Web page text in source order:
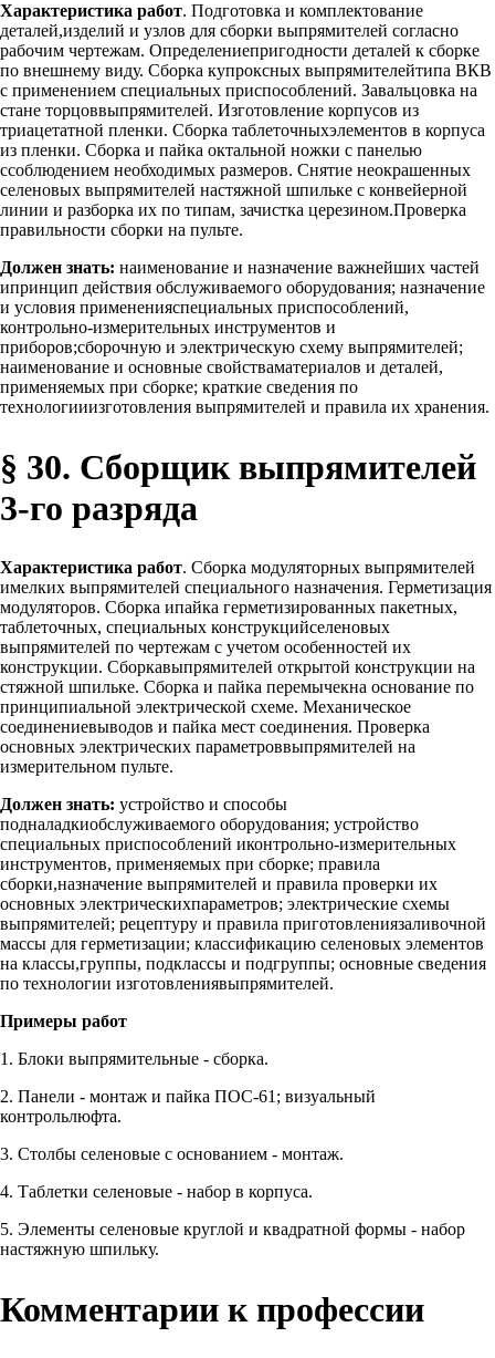
Характеристика работ. Подготовка и комплектование
деталей,изделий и узлов для сборки выпрямителей согласно
рабочим чертежам. Определениепригодности деталей к сборке
по внешнему виду. Сборка купроксных выпрямителейтипа ВКВ
с применением специальных приспособлений. Завальцовка на
стане торцоввыпрямителей. Изготовление корпусов из
триацетатной пленки. Сборка таблеточныхэлементов в корпуса
из пленки. Сборка и пайка октальной ножки с панелью
ссоблюдением необходимых размеров. Снятие неокрашенных
селеновых выпрямителей настяжной шпильке с конвейерной
линии и разборка их по типам, зачистка церезином.Проверка
правильности сборки на пульте.
Должен знать: наименование и назначение важнейших частей
ипринцип действия обслуживаемого оборудования; назначение
и условия примененияспециальных приспособлений,
контрольно-измерительных инструментов и
приборов;сборочную и электрическую схему выпрямителей;
наименование и основные свойстваматериалов и деталей,
применяемых при сборке; краткие сведения по
технологииизготовления выпрямителей и правила их хранения.
§ 30. Сборщик выпрямителей
3-го разряда
Характеристика работ. Сборка модуляторных выпрямителей
имелких выпрямителей специального назначения. Герметизация
модуляторов. Сборка ипайка герметизированных пакетных,
таблеточных, специальных конструкцийселеновых
выпрямителей по чертежам с учетом особенностей их
конструкции. Сборкавыпрямителей открытой конструкции на
стяжной шпильке. Сборка и пайка перемычекна основание по
принципиальной электрической схеме. Механическое
соединениевыводов и пайка мест соединения. Проверка
основных электрических параметроввыпрямителей на
измерительном пульте.
Должен знать: устройство и способы
подналадкиобслуживаемого оборудования; устройство
специальных приспособлений иконтрольно-измерительных
инструментов, применяемых при сборке; правила
сборки,назначение выпрямителей и правила проверки их
основных электрическихпараметров; электрические схемы
выпрямителей; рецептуру и правила приготовлениязаливочной
массы для герметизации; классификацию селеновых элементов
на классы,группы, подклассы и подгруппы; основные сведения
по технологии изготовлениявыпрямителей.
Примеры работ
1. Блоки выпрямительные - сборка.
2. Панели - монтаж и пайка ПОС-61; визуальный
контрольлюфта.
3. Столбы селеновые с основанием - монтаж.
4. Таблетки селеновые - набор в корпуса.
5. Элементы селеновые круглой и квадратной формы - набор
настяжную шпильку.
Комментарии к профессии